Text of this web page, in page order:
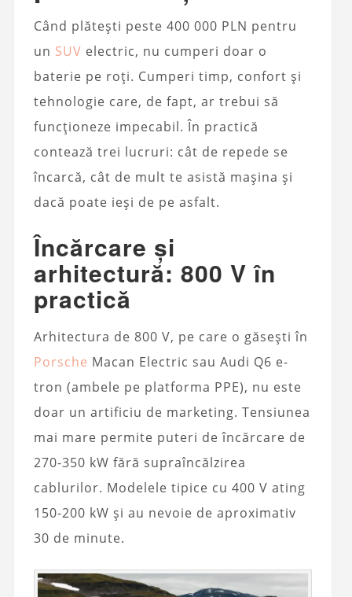
Când plătești peste 400 000 PLN pentru
un SUV electric, nu cumperi doar o
baterie pe roți. Cumperi timp, confort și
tehnologie care, de fapt, ar trebui să
funcționeze impecabil. În practică
contează trei lucruri: cât de repede se
încarcă, cât de mult te asistă mașina și
dacă poate ieși de pe asfalt.
Încărcare și
arhitectură: 800 V în
practică
Arhitectura de 800 V, pe care o găsești în
Porsche Macan Electric sau Audi Q6 e-
tron (ambele pe platforma PPE), nu este
doar un artificiu de marketing. Tensiunea
mai mare permite puteri de încărcare de
270-350 kW fără supraîncălzirea
cablurilor. Modelele tipice cu 400 V ating
150-200 kW și au nevoie de aproximativ
30 de minute.